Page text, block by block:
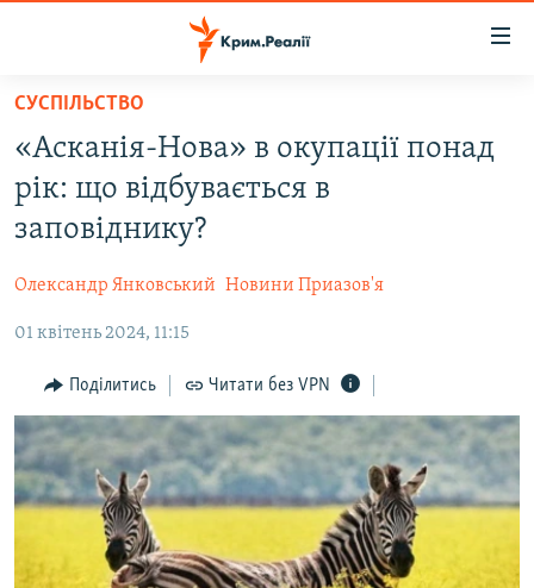
Перейти
основного
матеріалу
Перейти
до
основної
Перейти
пошуку
ВІДЕО ТА ФОТО
БЛОГИ
ПОГЛЯД
ІНТЕРВ'Ю
ВСЕ ЗА ДЕНЬ
СПЕЦПРОЕКТИ
ДЕПОРТАЦІЯ
ВІДЕОУРОКИ «ELIFBE»
ЯК ОБІЙТИ БЛОКУВАННЯ
Русский
СУСПІЛЬСТВО
«Асканія-Нова» в окупації понад
рік: що відбувається в
заповіднику?
Олександр Янковський Новини Приазов'я
01 квітень 2024, 11:15
Поділитись Читати без VPN